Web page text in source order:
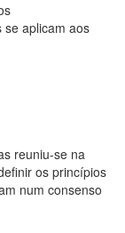
se aplicam aos
reuniu-se na
os princípios
num consenso